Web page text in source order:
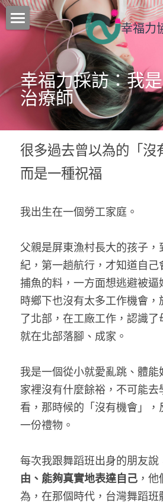
幸福力
核心工作
最新消息
課程介紹
行事曆
團隊
聯絡我們
訂閱追蹤
所有博客分類
me time
修行地圖
幸福力採訪
講座紀錄
搜索
幸福力採訪：我
治療師
很多過去曾以為的「沒
而是一種祝福
我出生在一個勞工家庭。
父親是屏東漁村長大的孩子，
紀，第一趟航行，才知道自己
捕魚的料，一方面想逃避被逼
時鄉下也沒有太多工作機會，
了北部，在工廠工作，認識了
就在北部落腳、成家。
我是一個從小就愛亂跳、體能
家裡沒有什麼餘裕，不可能去
看，那時候的「沒有機會」，
一份禮物。
每次我跟舞蹈班出身的朋友說
由、能夠真實地表達自己 ，
為，在那個時代，台灣舞蹈班